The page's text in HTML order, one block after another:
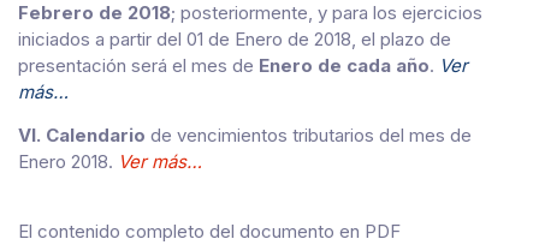
Febrero de 2018; posteriormente, y para los ejercicios
iniciados a partir del 01 de Enero de 2018, el plazo de
presentación será el mes de Enero de cada año. Ver
más…
VI. Calendario de vencimientos tributarios del mes de
Enero 2018. Ver más…
El contenido completo del documento en PDF